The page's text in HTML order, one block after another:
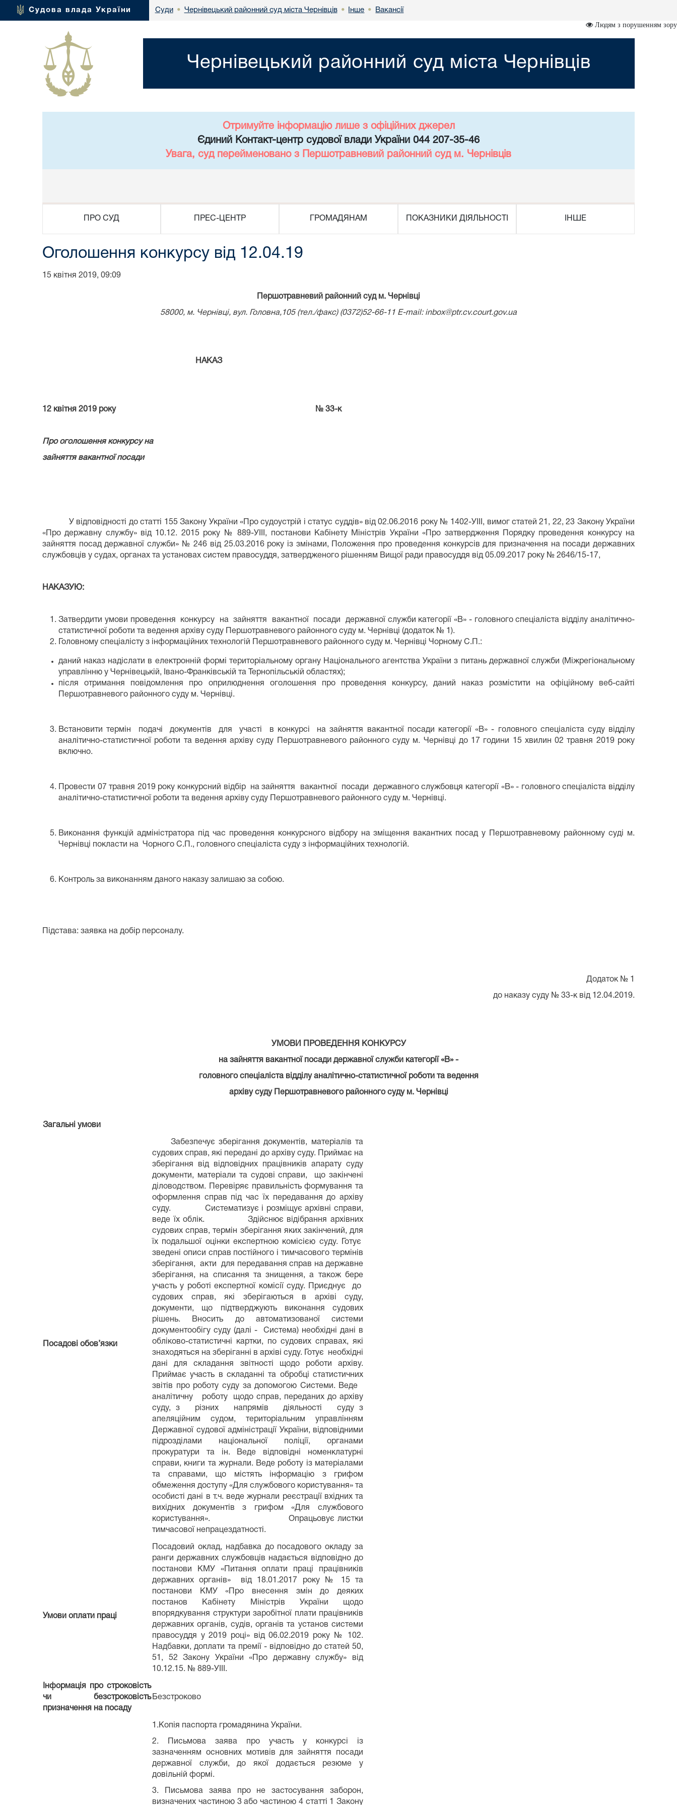
Судова влада України Суди • Чернівецький районний суд міста Чернівців • Інше • Вакансії
Людям з порушенням зору
Чернівецький районний суд міста Чернівців
Отримуйте інформацію лише з офіційних джерел
Єдиний Контакт-центр судової влади України 044 207-35-46
Увага, суд перейменовано з Першотравневий районний суд м. Чернівців
ПРО СУД ПРЕС-ЦЕНТР ГРОМАДЯНАМ ПОКАЗНИКИ ДІЯЛЬНОСТІ ІНШЕ
Оголошення конкурсу від 12.04.19
15 квітня 2019, 09:09
Першотравневий районний суд м. Чернівці
58000, м. Чернівці, вул. Головна,105 (тел./факс) (0372)52-66-11 E-mail: inbox@ptr.cv.court.gov.ua
НАКАЗ
12 квітня 2019 року № 33-к
Про оголошення конкурсу на
зайняття вакантної посади
У відповідності до статті 155 Закону України «Про судоустрій і статус суддів» від 02.06.2016 року № 1402-УІІІ, вимог статей 21, 22, 23 Закону України
«Про державну службу» від 10.12. 2015 року № 889-УІІІ, постанови Кабінету Міністрів України «Про затвердження Порядку проведення конкурсу на
зайняття посад державної служби» № 246 від 25.03.2016 року із змінами, Положення про проведення конкурсів для призначення на посади державних
службовців у судах, органах та установах систем правосуддя, затвердженого рішенням Вищої ради правосуддя від 05.09.2017 року № 2646/15-17,
НАКАЗУЮ:
Затвердити умови проведення конкурсу на зайняття вакантної посади державної служби категорії «В» - головного спеціаліста відділу аналітично-
статистичної роботи та ведення архіву суду Першотравневого районного суду м. Чернівці (додаток № 1).
Головному спеціалісту з інформаційних технологій Першотравневого районного суду м. Чернівці Чорному С.П.:
даний наказ надіслати в електронній формі територіальному органу Національного агентства України з питань державної служби (Міжрегіональному
управлінню у Чернівецькій, Івано-Франківській та Тернопільській областях);
після отримання повідомлення про оприлюднення оголошення про проведення конкурсу, даний наказ розмістити на офіційному веб-сайті
Першотравневого районного суду м. Чернівці.
Встановити термін подачі документів для участі в конкурсі на зайняття вакантної посади категорії «В» - головного спеціаліста суду відділу
аналітично-статистичної роботи та ведення архіву суду Першотравневого районного суду м. Чернівці до 17 години 15 хвилин 02 травня 2019 року
включно.
Провести 07 травня 2019 року конкурсний відбір на зайняття вакантної посади державного службовця категорії «В» - головного спеціаліста відділу
аналітично-статистичної роботи та ведення архіву суду Першотравневого районного суду м. Чернівці.
Виконання функцій адміністратора під час проведення конкурсного відбору на зміщення вакантних посад у Першотравневому районному суді м.
Чернівці покласти на Чорного С.П., головного спеціаліста суду з інформаційних технологій.
Контроль за виконанням даного наказу залишаю за собою.
Підстава: заявка на добір персоналу.
Додаток № 1
до наказу суду № 33-к від 12.04.2019.
УМОВИ ПРОВЕДЕННЯ КОНКУРСУ
на зайняття вакантної посади державної служби категорії «В» -
головного спеціаліста відділу аналітично-статистичної роботи та ведення
архіву суду Першотравневого районного суду м. Чернівці
Загальні умови
Посадові обов’язки
Забезпечує зберігання документів, матеріалів та
судових справ, які передані до архіву суду. Приймає на
зберігання від відповідних працівників апарату суду
документи, матеріали та судові справи, що закінчені
діловодством. Перевіряє правильність формування та
оформлення справ під час їх передавання до архіву
суду. Систематизує і розміщує архівні справи,
веде їх облік. Здійснює відібрання архівних
судових справ, термін зберігання яких закінчений, для
їх подальшої оцінки експертною комісією суду. Готує
зведені описи справ постійного і тимчасового термінів
зберігання, акти для передавання справ на державне
зберігання, на списання та знищення, а також бере
участь у роботі експертної комісії суду. Приєднує до
судових справ, які зберігаються в архіві суду,
документи, що підтверджують виконання судових
рішень. Вносить до автоматизованої системи
документообігу суду (далі - Система) необхідні дані в
обліково-статистичні картки, по судових справах, які
знаходяться на зберіганні в архіві суду. Готує необхідні
дані для складання звітності щодо роботи архіву.
Приймає участь в складанні та обробці статистичних
звітів про роботу суду за допомогою Системи. Веде
аналітичну роботу щодо справ, переданих до архіву
суду, з різних напрямів діяльності суду з
апеляційним судом, територіальним управлінням
Державної судової адміністрації України, відповідними
підрозділами національної поліції, органами
прокуратури та ін. Веде відповідні номенклатурні
справи, книги та журнали. Веде роботу із матеріалами
та справами, що містять інформацію з грифом
обмеження доступу «Для службового користування» та
особисті дані в т.ч. веде журнали реєстрації вхідних та
вихідних документів з грифом «Для службового
користування».
Опрацьовує листки
тимчасової непрацездатності.
Умови оплати праці
Посадовий оклад, надбавка до посадового окладу за
ранги державних службовців надається відповідно до
постанови КМУ «Питання оплати праці працівників
державних органів» від 18.01.2017 року № 15 та
постанови КМУ «Про внесення змін до деяких
постанов Кабінету Міністрів України щодо
впорядкування структури заробітної плати працівників
державних органів, судів, органів та установ системи
правосуддя у 2019 році» від 06.02.2019 року № 102.
Надбавки, доплати та премії - відповідно до статей 50,
51, 52 Закону України «Про державну службу» від
10.12.15. № 889-УІІІ.
Інформація про строковість
чи безстроковість
призначення на посаду
Безстроково
1.Копія паспорта громадянина України.
2. Письмова заява про участь у конкурсі із
зазначенням основних мотивів для зайняття посади
державної служби, до якої додається резюме у
довільній формі.
3. Письмова заява про не застосування заборон,
визначених частиною 3 або частиною 4 статті 1 Закону